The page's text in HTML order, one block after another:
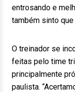
entrosando e
também sinto
O treinador se
feitas pelo time
principalmente
paulista.